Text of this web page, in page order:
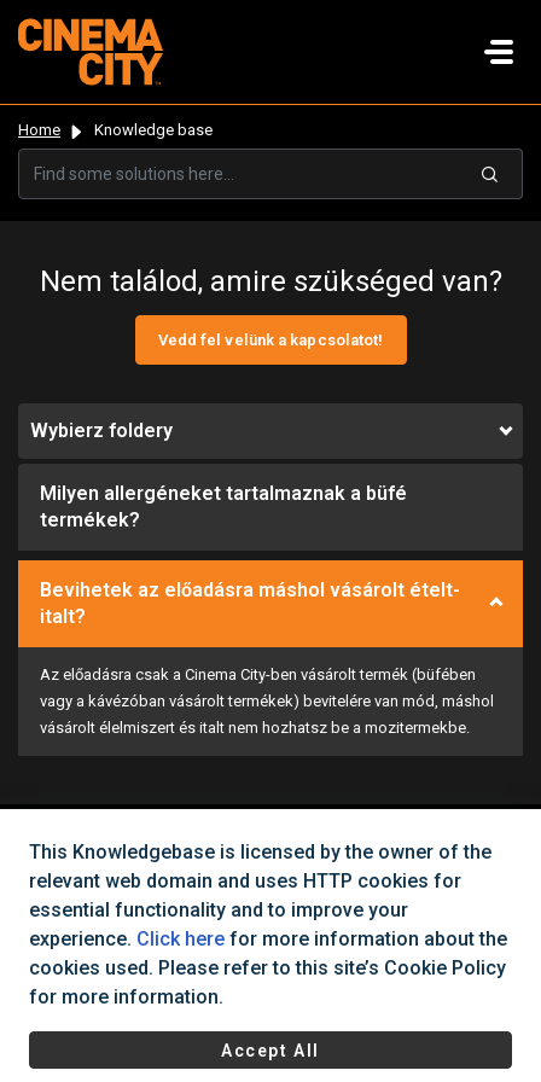
Home Knowledge base
Nem találod, amire szükséged van?
Vedd fel velünk a kapcsolatot!
Wybierz foldery
Milyen allergéneket tartalmaznak a büfé
termékek?
Bevihetek az előadásra máshol vásárolt ételt-
italt?
Az előadásra csak a Cinema City-ben vásárolt termék (büfében
vagy a kávézóban vásárolt termékek) bevitelére van mód, máshol
vásárolt élelmiszert és italt nem hozhatsz be a mozitermekbe.
Can't find what you need?
Regulations
This Knowledgebase is licensed by the owner of the
relevant web domain and uses HTTP cookies for
essential functionality and to improve your
experience. Click here for more information about the
cookies used. Please refer to this site’s Cookie Policy
for more information.
Accept All